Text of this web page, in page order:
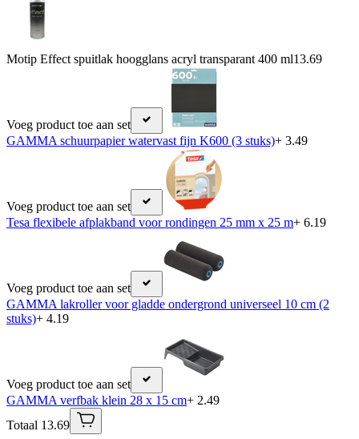
Motip Effect spuitlak hoogglans acryl transparant 400 ml13.69
Voeg product toe aan set
GAMMA schuurpapier watervast fijn K600 (3 stuks)+ 3.49
Voeg product toe aan set
Tesa flexibele afplakband voor rondingen 25 mm x 25 m+ 6.19
Voeg product toe aan set
GAMMA lakroller voor gladde ondergrond universeel 10 cm (2
stuks)+ 4.19
Voeg product toe aan set
GAMMA verfbak klein 28 x 15 cm+ 2.49
Totaal 13.69